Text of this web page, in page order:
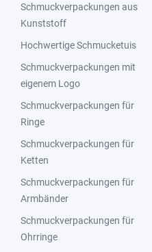
Schmuckverpackungen aus
Kunststoff
Hochwertige Schmucketuis
Schmuckverpackungen mit
eigenem Logo
Schmuckverpackungen für
Ringe
Schmuckverpackungen für
Ketten
Schmuckverpackungen für
Armbänder
Schmuckverpackungen für
Ohrringe